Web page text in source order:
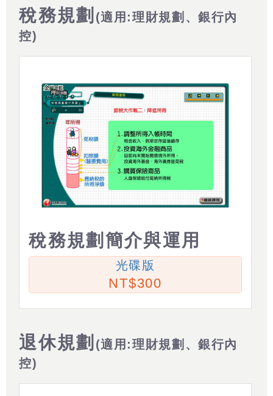
稅務規劃 (適用:理財規劃、銀行內
控)
稅務規劃簡介與運用
光碟版
300
退休規劃 (適用:理財規劃、銀行內
控)